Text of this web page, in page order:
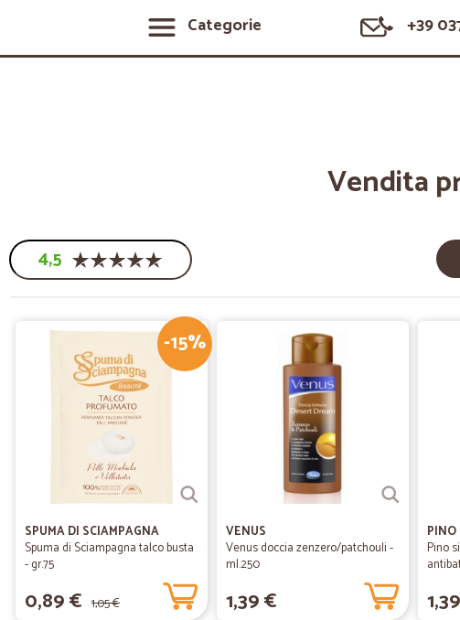
Categorie +39
Vendita
4,5
-15%
SPUMA DI SCIAMPAGNA
Spuma di Sciampagna talco busta
- gr.75
0,89 € 1,05 €
VENUS
Venus doccia zenzero/patchouli -
ml.250
1,39 €
PINO
Pino